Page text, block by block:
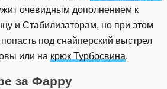
очевидным дополнением к
и Стабилизаторам, но при этом
под снайперский выстрел
или на крюк Турбосвина.
за Фарру